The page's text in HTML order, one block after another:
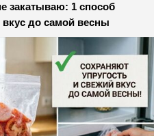
закатываю: 1 способ
вкус до самой весны